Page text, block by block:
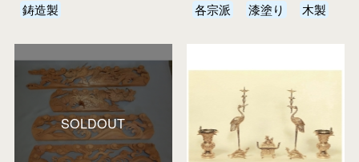
鋳造製
各宗派 漆塗り 木製
SOLDOUT